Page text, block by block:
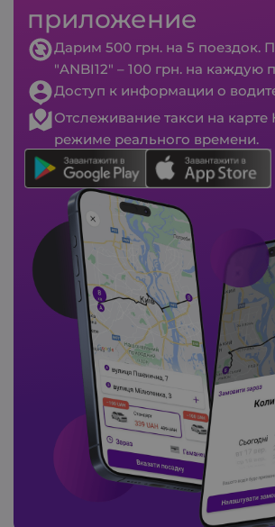
приложение
Дарим 500 грн. на 5 поездок.
"ANBI12" – 100 грн. на каждую
Доступ к информации о
Отслеживание такси на карте
режиме реального времени.